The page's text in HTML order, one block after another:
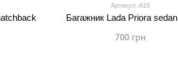
Артикул: А16
Багажник Lada Priora
700 грн